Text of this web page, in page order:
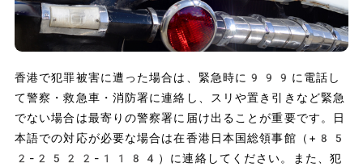
香港で犯罪被害に遭った場合は、緊急時に999に電話し
て警察・救急車・消防署に連絡し、スリや置き引きなど緊急
でない場合は最寄りの警察署に届け出ることが重要です。日
本語での対応が必要な場合は在香港日本国総領事館（+85
2-2522-1184）に連絡してください。また、犯